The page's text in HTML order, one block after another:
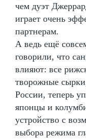
чем дуэт
играет очень
партнерам.
А ведь ещё
говорили, что
влияют: все
творожные
России, теперь
японцы и
устройство с
выбора режима